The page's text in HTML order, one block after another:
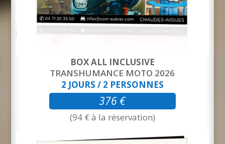
BOX ALL INCLUSIVE
TRANSHUMANCE MOTO 2026
2 JOURS / 2 PERSONNES
376 €
(94 € à la réservation)